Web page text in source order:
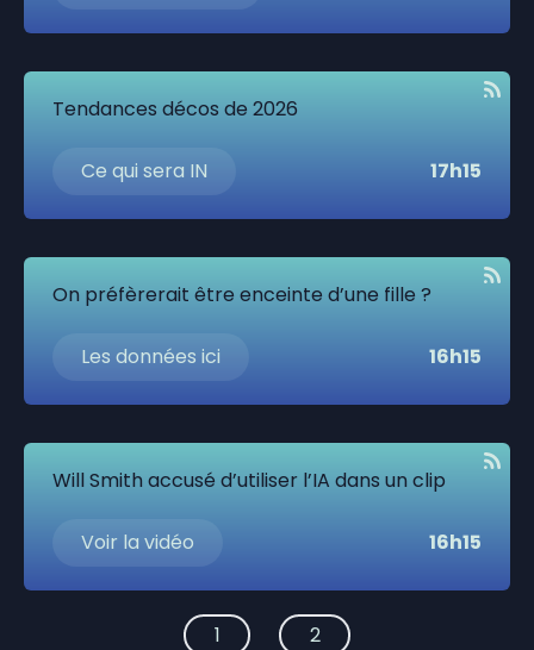
Tendances décos de 2026
Ce qui sera IN 17h15
On préfèrerait être enceinte d’une fille ?
Les données ici 16h15
Will Smith accusé d’utiliser l’IA dans un clip
Voir la vidéo 16h15
1 2